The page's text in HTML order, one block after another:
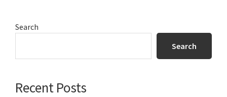
Primary
Search
Search
Recent Posts